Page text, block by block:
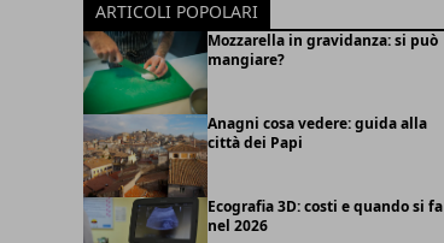
ARTICOLI POPOLARI
Mozzarella in gravidanza: si può
mangiare?
Anagni cosa vedere: guida alla
città dei Papi
Ecografia 3D: costi e quando si fa
nel 2026